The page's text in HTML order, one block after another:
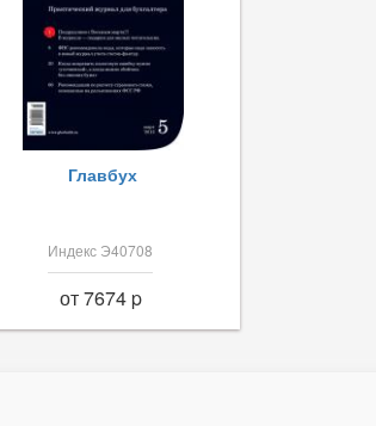
Главбух
Индекс Э40708
от 7674 p